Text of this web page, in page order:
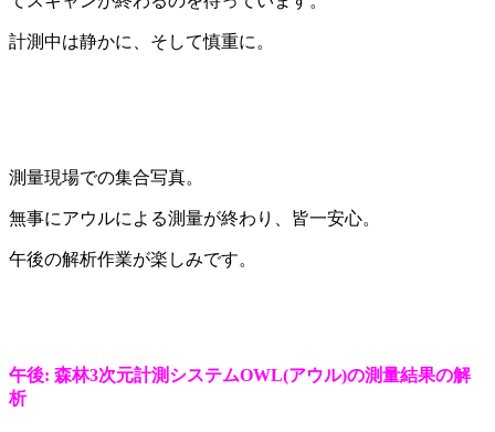
計測中は静かに、そして慎重に。
測量現場での集合写真。
無事にアウルによる測量が終わり、皆一安心。
午後の解析作業が楽しみです。
午後: 森林3次元計測システムOWL(アウル)の測量結果の解
析